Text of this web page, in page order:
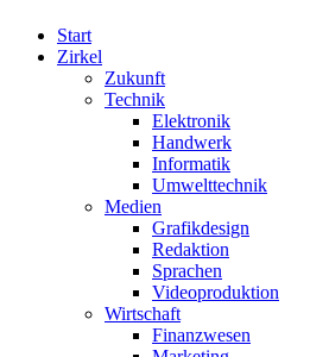
Start
Zirkel
Zukunft
Technik
Elektronik
Handwerk
Informatik
Umwelttechnik
Medien
Grafikdesign
Redaktion
Sprachen
Videoproduktion
Wirtschaft
Finanzwesen